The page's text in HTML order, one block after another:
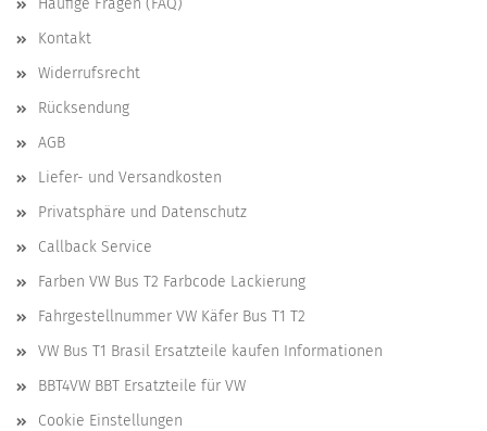
Häufige Fragen (FAQ)
Kontakt
Widerrufsrecht
Rücksendung
AGB
Liefer- und Versandkosten
Privatsphäre und Datenschutz
Callback Service
Farben VW Bus T2 Farbcode Lackierung
Fahrgestellnummer VW Käfer Bus T1 T2
VW Bus T1 Brasil Ersatzteile kaufen Informationen
BBT4VW BBT Ersatzteile für VW
Cookie Einstellungen